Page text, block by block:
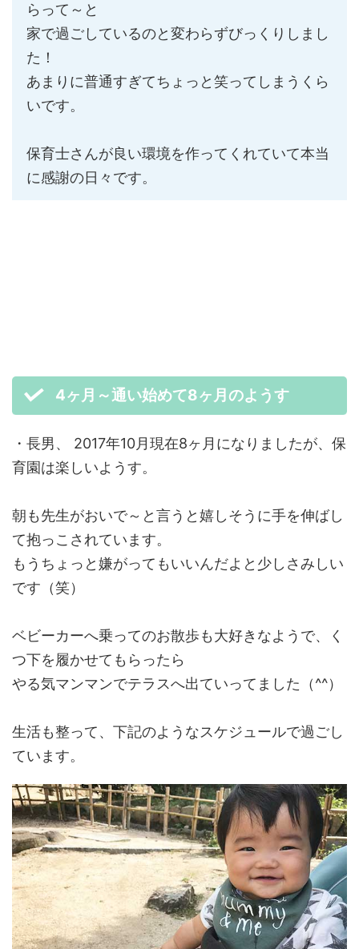
らって～と
家で過ごしているのと変わらずびっくりしまし
た！
あまりに普通すぎてちょっと笑ってしまうくら
いです。
保育士さんが良い環境を作ってくれていて本当
に感謝の日々です。
4ヶ月～通い始めて8ヶ月のようす
・長男、 2017年10月現在8ヶ月になりましたが、保
育園は楽しいようす。
朝も先生がおいで～と言うと嬉しそうに手を伸ばし
て抱っこされています。
もうちょっと嫌がってもいいんだよと少しさみしい
です（笑）
ベビーカーへ乗ってのお散歩も大好きなようで、く
つ下を履かせてもらったら
やる気マンマンでテラスへ出ていってました（^^）
生活も整って、下記のようなスケジュールで過ごし
ています。